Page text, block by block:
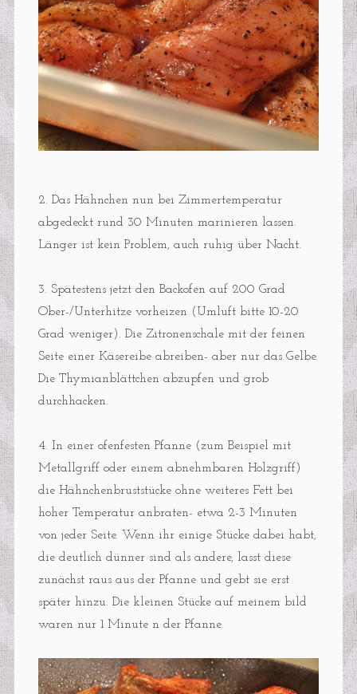
2. Das Hähnchen nun bei Zimmertemperatur
abgedeckt rund 30 Minuten marinieren lassen.
Länger ist kein Problem, auch ruhig über Nacht.
3. Spätestens jetzt den Backofen auf 200 Grad
Ober-/Unterhitze vorheizen (Umluft bitte 10-20
Grad weniger). Die Zitronenschale mit der feinen
Seite einer Käsereibe abreiben- aber nur das Gelbe.
Die Thymianblättchen abzupfen und grob
durchhacken.
4. In einer ofenfesten Pfanne (zum Beispiel mit
Metallgriff oder einem abnehmbaren Holzgriff)
die Hähnchenbruststücke ohne weiteres Fett bei
hoher Temperatur anbraten- etwa 2-3 Minuten
von jeder Seite. Wenn ihr einige Stücke dabei habt,
die deutlich dünner sind als andere, lasst diese
zunächst raus aus der Pfanne und gebt sie erst
später hinzu. Die kleinen Stücke auf meinem bild
waren nur 1 Minute n der Pfanne.